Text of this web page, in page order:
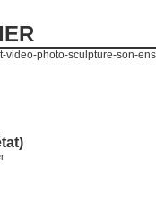
video-photo-sculpture-son-